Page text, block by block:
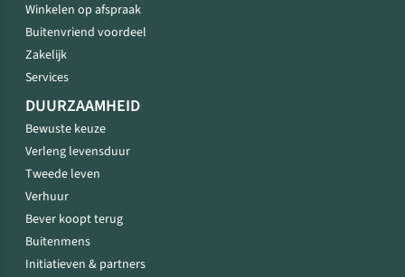
Winkelen op afspraak
Buitenvriend voordeel
Zakelijk
Services
DUURZAAMHEID
Bewuste keuze
Verleng levensduur
Tweede leven
Verhuur
Bever koopt terug
Buitenmens
Initiatieven & partners